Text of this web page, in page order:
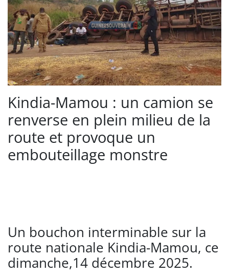
Kindia-Mamou : un camion se
renverse en plein milieu de la
route et provoque un
embouteillage monstre
Un bouchon interminable sur la
route nationale Kindia-Mamou, ce
dimanche,14 décembre 2025.